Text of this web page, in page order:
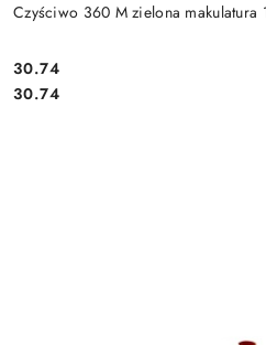
Czyściwo 360 M zielona makulatura
Cena:
30.74
Cena:
30.74